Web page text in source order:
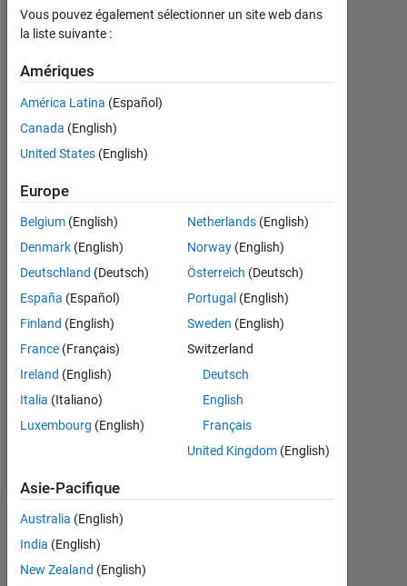
seen:
plus
an il
y a
|
Actif
2015
Followers:
0
Following:
0
Follow
Image
quality
analyst
Technologies
Studied
Applied
Physics
Enschede
plus
Statistiques
Vous pouvez également sélectionner un site web dans
la liste suivante :
Amériques
América Latina (Español)
Canada (English)
United States (English)
Europe
Belgium (English)
Denmark (English)
Deutschland (Deutsch)
España (Español)
Finland (English)
France (Français)
Ireland (English)
Italia (Italiano)
Luxembourg (English)
Netherlands(English)
Norway(English)
Österreich (Deutsch)
Portugal (English)
Sweden (English)
Switzerland
Deutsch
English
Français
United Kingdom(English)
Asie-Pacifique
Australia (English)
India (English)
New Zealand (English)